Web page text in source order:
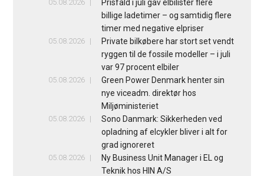
05.08.2026
Prisfald i juli gav elbilister flere
billige ladetimer – og samtidig flere
timer med negative elpriser
05.08.2026
Private bilkøbere har stort set vendt
ryggen til de fossile modeller – i juli
var 97 procent elbiler
05.08.2026
Green Power Denmark henter sin
nye viceadm. direktør hos
Miljøministeriet
05.08.2026
Sono Danmark: Sikkerheden ved
opladning af elcykler bliver i alt for
grad ignoreret
05.08.2026
Ny Business Unit Manager i EL og
Teknik hos HIN A/S